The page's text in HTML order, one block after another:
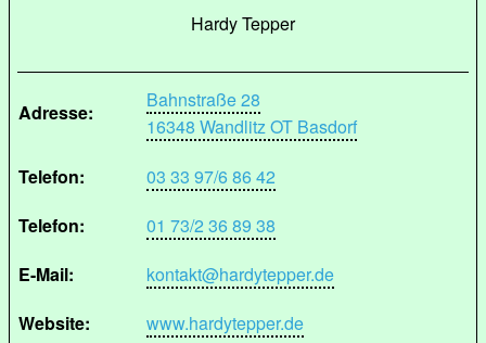
Hardy Tepper
Adresse:
Bahnstraße 28
16348 Wandlitz OT Basdorf
Telefon:
03 33 97/6 86 42
Telefon:
01 73/2 36 89 38
E-Mail:
kontakt@hardytepper.de
Website:
www.hardytepper.de